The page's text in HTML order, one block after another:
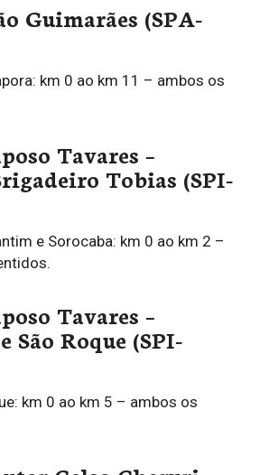
Guimarães (SPA-
km 0 ao km 11 – ambos os
Tavares –
Tobias (SPI-
e Sorocaba: km 0 ao km 2 –
Tavares –
São Roque (SPI-
km 0 ao km 5 – ambos os